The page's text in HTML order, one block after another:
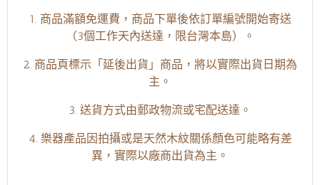
1. 商品滿額免運費，商品下單後依訂單編號開始寄送
（3個工作天內送達，限台灣本島）。
2. 商品頁標示「延後出貨」商品，將以實際出貨日期為
主。
3. 送貨方式由郵政物流或宅配送達。
4. 樂器產品因拍攝或是天然木紋關係顏色可能略有差
異，實際以廠商出貨為主。